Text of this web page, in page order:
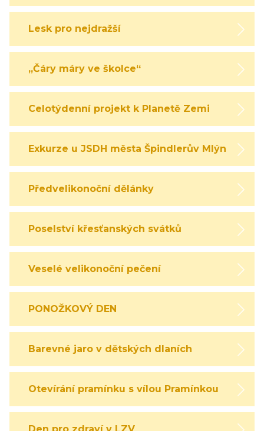
Lesk pro nejdražší
„Čáry máry ve školce“
Celotýdenní projekt k Planetě Zemi
Exkurze u JSDH města Špindlerův Mlýn
Předvelikonoční dělánky
Poselství křesťanských svátků
Veselé velikonoční pečení
PONOŽKOVÝ DEN
Barevné jaro v dětských dlaních
Otevírání pramínku s vílou Pramínkou